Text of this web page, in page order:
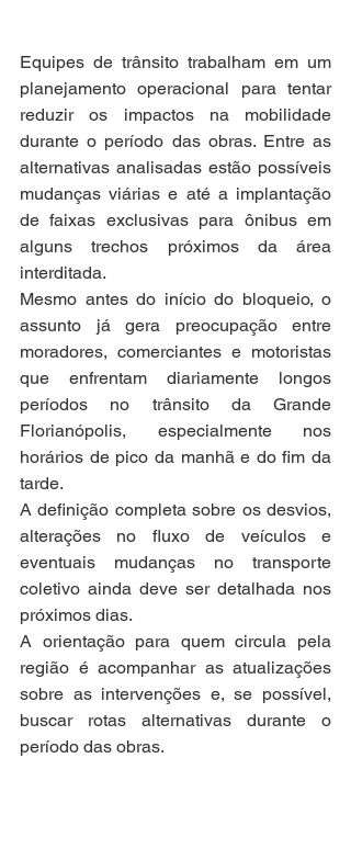
Equipes de trânsito trabalham em um
planejamento operacional para tentar
reduzir os impactos na mobilidade
durante o período das obras. Entre as
alternativas analisadas estão possíveis
mudanças viárias e até a implantação
de faixas exclusivas para ônibus em
alguns trechos próximos da área
interditada.
Mesmo antes do início do bloqueio, o
assunto já gera preocupação entre
moradores, comerciantes e motoristas
que enfrentam diariamente longos
períodos no trânsito da Grande
Florianópolis, especialmente nos
horários de pico da manhã e do fim da
tarde.
A definição completa sobre os desvios,
alterações no fluxo de veículos e
eventuais mudanças no transporte
coletivo ainda deve ser detalhada nos
próximos dias.
A orientação para quem circula pela
região é acompanhar as atualizações
sobre as intervenções e, se possível,
buscar rotas alternativas durante o
período das obras.